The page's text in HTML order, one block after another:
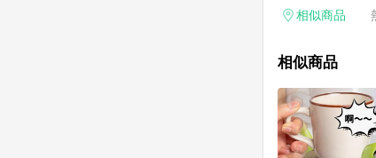
升服務質感，期
相似商品
相似商品